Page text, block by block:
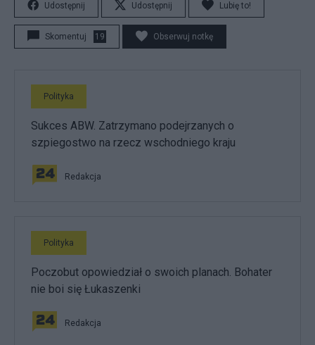
Udostępnij Udostępnij Lubię to!
Skomentuj 19 Obserwuj notkę
Polityka
Sukces ABW. Zatrzymano podejrzanych o
szpiegostwo na rzecz wschodniego kraju
Redakcja
Polityka
Poczobut opowiedział o swoich planach. Bohater
nie boi się Łukaszenki
Redakcja